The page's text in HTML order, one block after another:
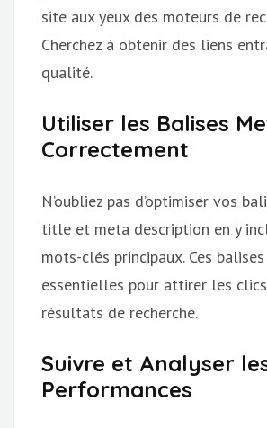
site aux yeux des moteurs de
Cherchez à obtenir des liens
qualité.
Utiliser les Balises
Correctement
N’oubliez pas d’optimiser vos
title et meta description en y
mots-clés principaux. Ces
essentielles pour attirer les
résultats de recherche.
Suivre et Analyser
Performances